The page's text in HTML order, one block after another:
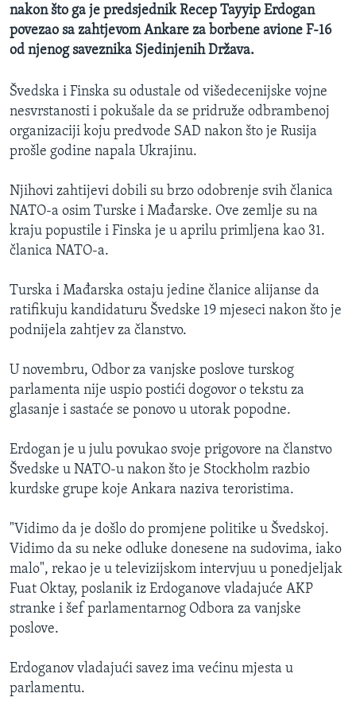
nakon što ga je predsjednik Recep Tayyip Erdogan
povezao sa zahtjevom Ankare za borbene avione F-16
od njenog saveznika Sjedinjenih Država.
Švedska i Finska su odustale od višedecenijske vojne
nesvrstanosti i pokušale da se pridruže odbrambenoj
organizaciji koju predvode SAD nakon što je Rusija
prošle godine napala Ukrajinu.
Njihovi zahtijevi dobili su brzo odobrenje svih članica
NATO-a osim Turske i Mađarske. Ove zemlje su na
kraju popustile i Finska je u aprilu primljena kao 31.
članica NATO-a.
Turska i Mađarska ostaju jedine članice alijanse da
ratifikuju kandidaturu Švedske 19 mjeseci nakon što je
podnijela zahtjev za članstvo.
U novembru, Odbor za vanjske poslove turskog
parlamenta nije uspio postići dogovor o tekstu za
glasanje i sastaće se ponovo u utorak popodne.
Erdogan je u julu povukao svoje prigovore na članstvo
Švedske u NATO-u nakon što je Stockholm razbio
kurdske grupe koje Ankara naziva teroristima.
"Vidimo da je došlo do promjene politike u Švedskoj.
Vidimo da su neke odluke donesene na sudovima, iako
malo", rekao je u televizijskom intervjuu u ponedjeljak
Fuat Oktay, poslanik iz Erdoganove vladajuće AKP
stranke i šef parlamentarnog Odbora za vanjske
poslove.
Erdoganov vladajući savez ima većinu mjesta u
parlamentu.